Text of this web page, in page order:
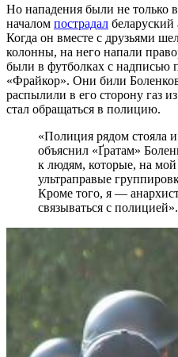
Но нападения были не только
началом пострадал беларуский
Когда он вместе с друзьями
колонны, на него напали
были в футболках с надписью
«Фрайкор». Они били
распылили в его сторону газ
стал обращаться в полицию.
«Полиция рядом стояла
объяснил «Ґратам»
к людям, которые, на
ультраправые
Кроме того, я —
связываться с полицией».